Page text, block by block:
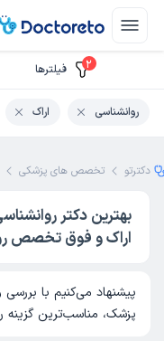
دکترتو تخصص های پزشکی
بهترین دکتر
اراک و فوق تخصص
پیشنهاد می‌کنیم با
پزشک، مناسب‌ترین گزینه
2 فیلتر‌ها
روانشناسی اراک